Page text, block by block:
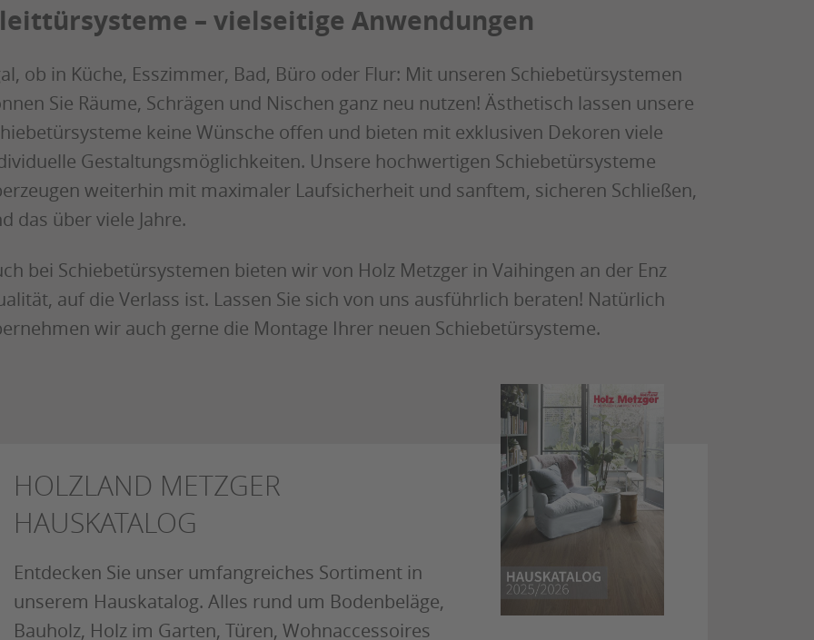
– vielseitige Anwendungen
ob in Küche, Esszimmer, Bad, Büro oder Flur: Mit unseren Schiebetürsystemen
Sie Räume, Schrägen und Nischen ganz neu nutzen! Ästhetisch lassen unsere
keine Wünsche offen und bieten mit exklusiven Dekoren viele
Gestaltungsmöglichkeiten. Unsere hochwertigen Schiebetürsysteme
weiterhin mit maximaler Laufsicherheit und sanftem, sicheren Schließen,
das über viele Jahre.
bei Schiebetürsystemen bieten wir von Holz Metzger in Vaihingen an der Enz
auf die Verlass ist. Lassen Sie sich von uns ausführlich beraten! Natürlich
wir auch gerne die Montage Ihrer neuen Schiebetürsysteme.
HOLZLAND METZGER
HAUSKATALOG
Entdecken Sie unser umfangreiches Sortiment in
unserem Hauskatalog. Alles rund um Bodenbeläge,
Bauholz, Holz im Garten, Türen, Wohnaccessoires